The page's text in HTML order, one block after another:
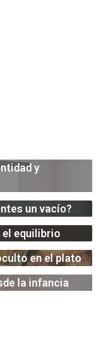
y
un vacío?
el equilibrio
en el plato
la infancia